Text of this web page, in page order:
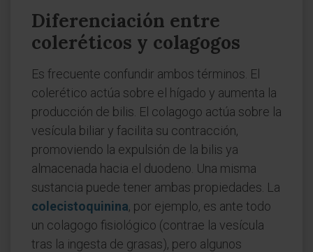
Diferenciación entre
coleréticos y colagogos
Es frecuente confundir ambos términos. El
colerético actúa sobre el hígado y aumenta la
producción de bilis. El colagogo actúa sobre la
vesícula biliar y facilita su contracción,
promoviendo la expulsión de la bilis ya
almacenada hacia el duodeno. Una misma
sustancia puede tener ambas propiedades. La
colecistoquinina, por ejemplo, es ante todo
un colagogo fisiológico (contrae la vesícula
tras la ingesta de grasas), pero algunos